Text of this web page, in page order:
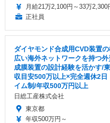
月給21万2,100円～33万2,300
正社員
ダイヤモンド合成用CVD装置
広い海外ネットワークを持つ
成膜装置の設計経験を活かす/
収目安500万以上×完全週休2
イム制/年収500万円以上
日総工産株式会社
東京都
年収500万円～